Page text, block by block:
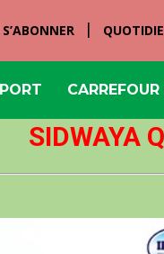
S’ABONNER
SIDWAYA